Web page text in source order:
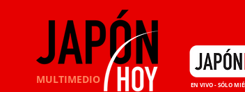
MULTIMEDIO EN VIVO - SÓLO